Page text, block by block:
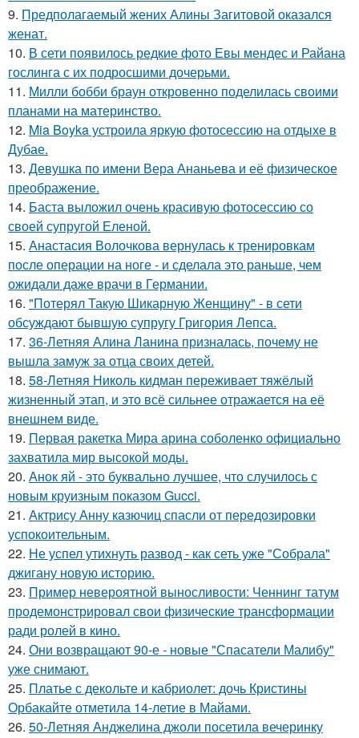
9. Предполагаемый жених Алины Загитовой оказался
женат.
10. В сети появилось редкие фото Евы мендес и Райана
гослинга с их подросшими дочерьми.
11. Милли бобби браун откровенно поделилась своими
планами на материнство.
12. Mia Boyka устроила яркую фотосессию на отдыхе в
Дубае.
13. Девушка по имени Вера Ананьева и её физическое
преображение.
14. Баста выложил очень красивую фотосессию со
своей супругой Еленой.
15. Анастасия Волочкова вернулась к тренировкам
после операции на ноге - и сделала это раньше, чем
ожидали даже врачи в Германии.
16. "Потерял Такую Шикарную Женщину" - в сети
обсуждают бывшую супругу Григория Лепса.
17. 36-Летняя Алина Ланина призналась, почему не
вышла замуж за отца своих детей.
18. 58-Летняя Николь кидман переживает тяжёлый
жизненный этап, и это всё сильнее отражается на её
внешнем виде.
19. Первая ракетка Мира арина соболенко официально
захватила мир высокой моды.
20. Анок яй - это буквально лучшее, что случилось с
новым круизным показом Gucci.
21. Актрису Анну казючиц спасли от передозировки
успокоительным.
22. Не успел утихнуть развод - как сеть уже "Собрала"
джигану новую историю.
23. Пример невероятной выносливости: Ченнинг татум
продемонстрировал свои физические трансформации
ради ролей в кино.
24. Они возвращают 90-е - новые "Спасатели Малибу"
уже снимают.
25. Платье с декольте и кабриолет: дочь Кристины
Орбакайте отметила 14-летие в Майами.
26. 50-Летняя Анджелина джоли посетила вечеринку